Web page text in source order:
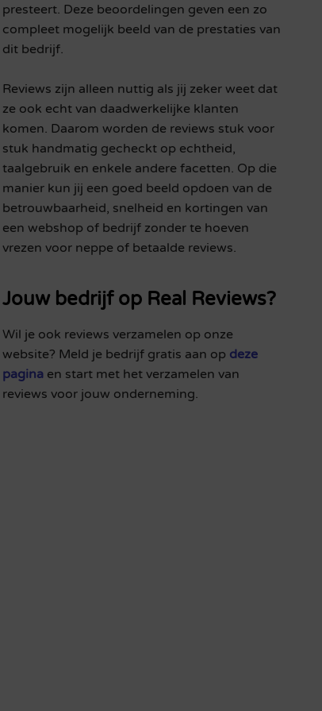
presteert. Deze beoordelingen geven een zo
compleet mogelijk beeld van de prestaties van
dit bedrijf.
Reviews zijn alleen nuttig als jij zeker weet dat
ze ook echt van daadwerkelijke klanten
komen. Daarom worden de reviews stuk voor
stuk handmatig gecheckt op echtheid,
taalgebruik en enkele andere facetten. Op die
manier kun jij een goed beeld opdoen van de
betrouwbaarheid, snelheid en kortingen van
een webshop of bedrijf zonder te hoeven
vrezen voor neppe of betaalde reviews.
Jouw bedrijf op Real Reviews?
Wil je ook reviews verzamelen op onze
website? Meld je bedrijf gratis aan op deze
paginaen start met het verzamelen van
reviews voor jouw onderneming.